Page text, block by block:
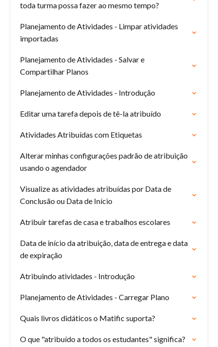
toda turma possa fazer ao mesmo tempo?
Planejamento de Atividades - Limpar atividades
importadas
Planejamento de Atividades - Salvar e
Compartilhar Planos
Planejamento de Atividades - Introdução
Editar uma tarefa depois de tê-la atribuído
Atividades Atribuídas com Etiquetas
Alterar minhas configurações padrão de atribuição
usando o agendador
Visualize as atividades atribuídas por Data de
Conclusão ou Data de Início
Atribuir tarefas de casa e trabalhos escolares
Data de início da atribuição, data de entrega e data
de expiração
Atribuindo atividades - Introdução
Planejamento de Atividades - Carregar Plano
Quais livros didáticos o Matific suporta?
O que "atribuído a todos os estudantes" significa?